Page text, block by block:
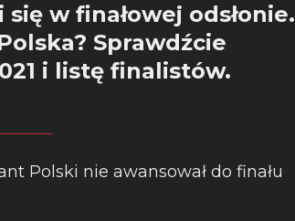
w finałowej odsłonie.
Sprawdźcie
i listę finalistów.
Polski nie awansował do finału